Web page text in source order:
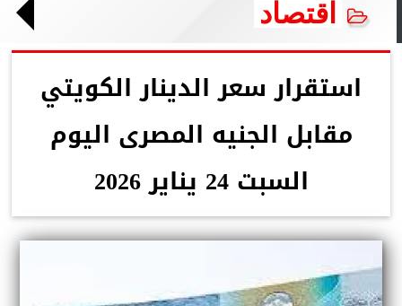
اقتصاد
استقرار سعر الدينار الكويتي
مقابل الجنيه المصرى اليوم
السبت 24 يناير 2026